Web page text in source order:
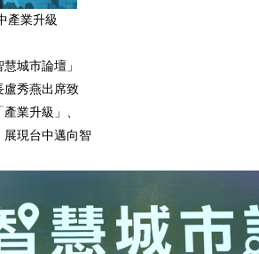
產業升級
城市論壇」
盧秀燕出席致
業升級」、
展現台中邁向智